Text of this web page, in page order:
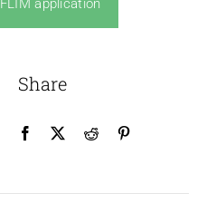
FLIM application
Share